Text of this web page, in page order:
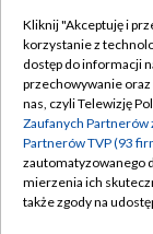
Abonament
Emisja w TVP
Centrum
Naziemna
Kliknij "Akceptuję i
korzystanie z
dostęp do informacji
przechowywanie
nas, czyli Telewizję
Zaufanych Partnerów
Partnerów TVP (93
zautomatyzowanego
mierzenia ich
także zgody na